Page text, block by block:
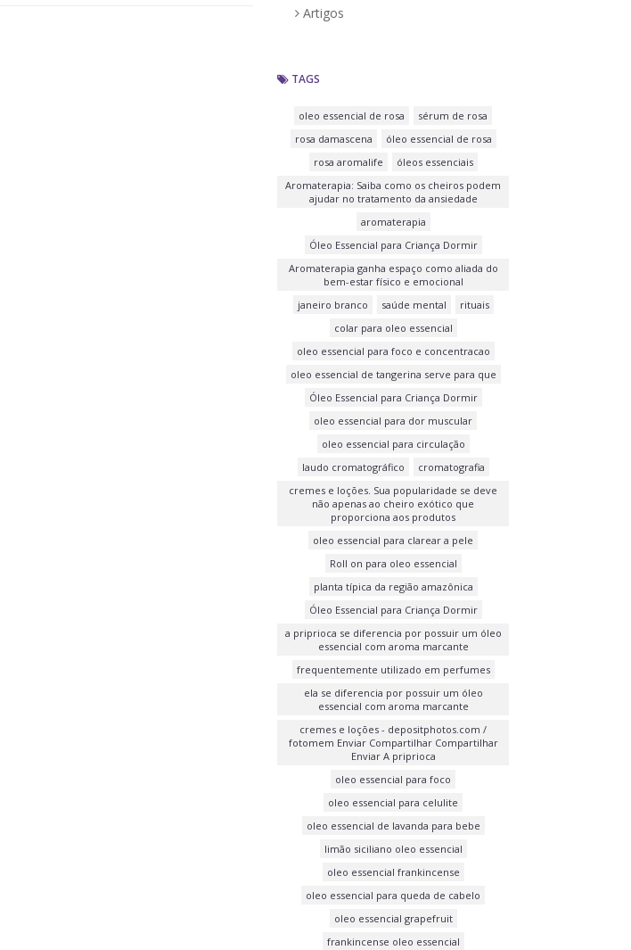
Artigos
TAGS
oleo essencial de rosa
sérum de rosa
rosa damascena
óleo essencial de rosa
rosa aromalife
óleos essenciais
Aromaterapia: Saiba como os cheiros podem
ajudar no tratamento da ansiedade
aromaterapia
Óleo Essencial para Criança Dormir
Aromaterapia ganha espaço como aliada do
bem-estar físico e emocional
janeiro branco
saúde mental
rituais
colar para oleo essencial
oleo essencial para foco e concentracao
oleo essencial de tangerina serve para que
Óleo Essencial para Criança Dormir
oleo essencial para dor muscular
oleo essencial para circulação
laudo cromatográfico
cromatografia
cremes e loções. Sua popularidade se deve
não apenas ao cheiro exótico que
proporciona aos produtos
oleo essencial para clarear a pele
Roll on para oleo essencial
planta típica da região amazônica
Óleo Essencial para Criança Dormir
a priprioca se diferencia por possuir um óleo
essencial com aroma marcante
frequentemente utilizado em perfumes
ela se diferencia por possuir um óleo
essencial com aroma marcante
cremes e loções - depositphotos.com /
fotomem Enviar Compartilhar Compartilhar
Enviar A priprioca
oleo essencial para foco
oleo essencial para celulite
oleo essencial de lavanda para bebe
limão siciliano oleo essencial
oleo essencial frankincense
oleo essencial para queda de cabelo
oleo essencial grapefruit
frankincense oleo essencial